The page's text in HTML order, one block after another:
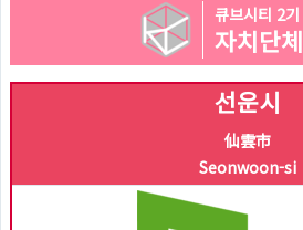
큐브시티 2기
자치단체
선운시
仙雲市
Seonwoon-si